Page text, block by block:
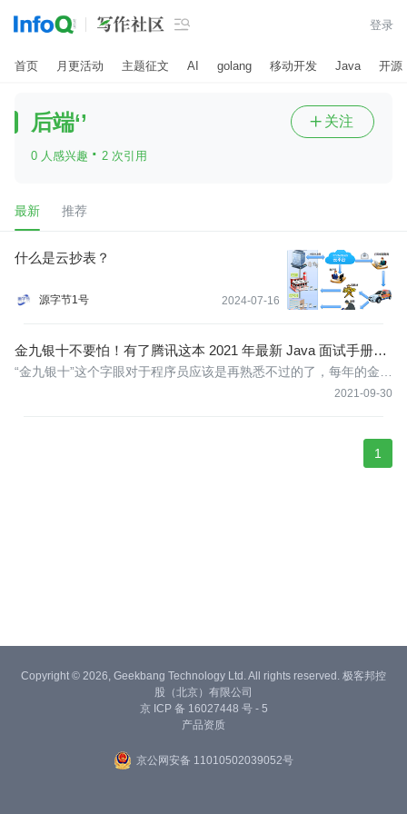
 登录
首页 月更活动 主题征文 AI golang 移动开发 Java 开源
后端‘’
0 人感兴趣 · 2 次引用
 关注
最新 推荐
什么是云抄表？
源字节1号 2024-07-16
金九银十不要怕！有了腾讯这本 2021 年最新 Java 面试手册，
offer 手到擒来！
2021-09-30
“金九银十”这个字眼对于程序员应该是再熟悉不过的了，每年的金九
银十都会有很多程序员找工作、跳槽等一系列的安排。说实话，面
1
Copyright © 2026, Geekbang Technology Ltd. All rights reserved. 极客邦控
股（北京）有限公司
京 ICP 备 16027448 号 - 5
产品资质
京公网安备 11010502039052号